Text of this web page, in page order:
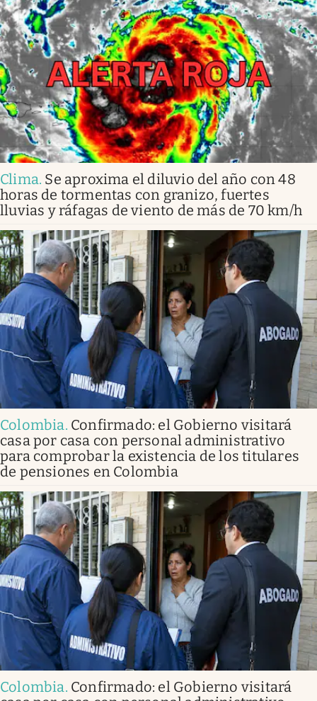
Clima. Se aproxima el diluvio del año con 48
horas de tormentas con granizo, fuertes
lluvias y ráfagas de viento de más de 70 km/h
Colombia. Confirmado: el Gobierno visitará
casa por casa con personal administrativo
para comprobar la existencia de los titulares
de pensiones en Colombia
Colombia. Confirmado: el Gobierno visitará